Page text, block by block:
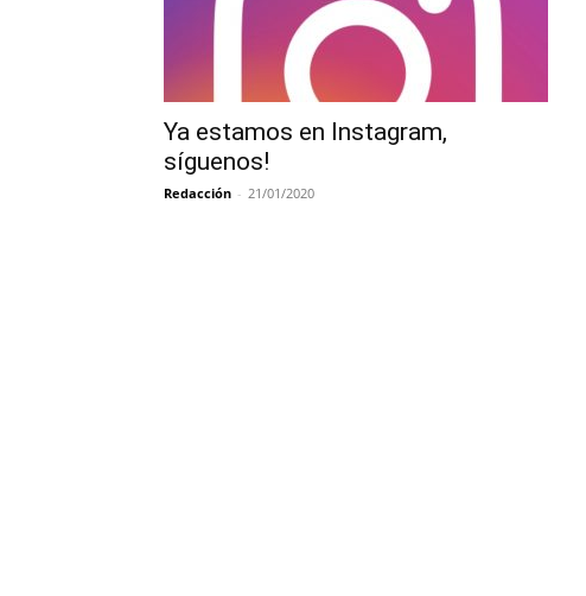
Ya estamos en Instagram,
síguenos!
Redacción - 21/01/2020